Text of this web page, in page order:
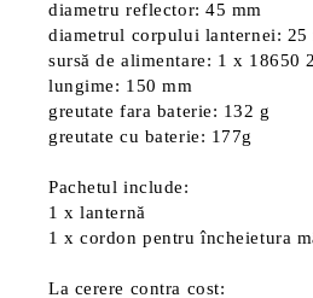
diametru reflector: 45 mm
diametrul corpului lanternei: 25
sursă de alimentare: 1 x
lungime: 150 mm
greutate fara baterie: 132 g
greutate cu baterie: 177g
Pachetul include:
1 x lanternă
1 x cordon pentru încheietura
La cerere contra cost: